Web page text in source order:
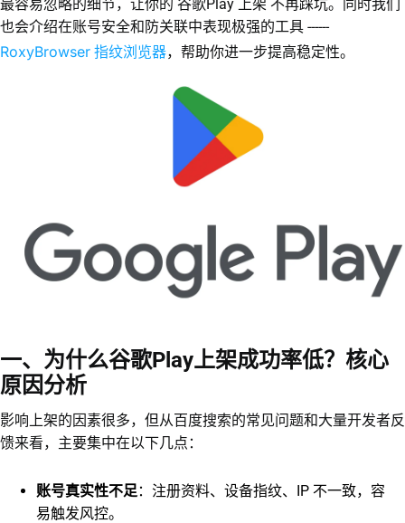
最容易忽略的细节，让你的 谷歌Play 上架 不再踩坑。同时我们
也会介绍在账号安全和防关联中表现极强的工具 ------
RoxyBrowser 指纹浏览器，帮助你进一步提高稳定性。
一、为什么谷歌Play上架成功率低？核心
原因分析
影响上架的因素很多，但从百度搜索的常见问题和大量开发者反
馈来看，主要集中在以下几点：
账号真实性不足：注册资料、设备指纹、IP 不一致，容
易触发风控。